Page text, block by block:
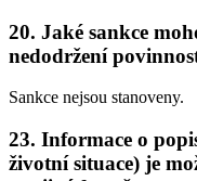
20. Jaké sankce
nedodržení
Sankce nejsou stanoveny.
23. Informace o
životní situace) je